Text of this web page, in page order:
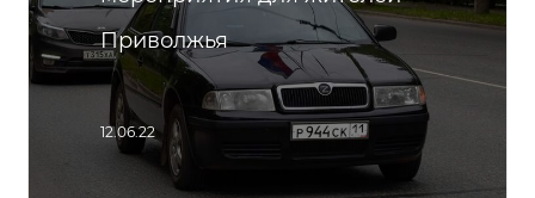
Приволжья
12.06.22